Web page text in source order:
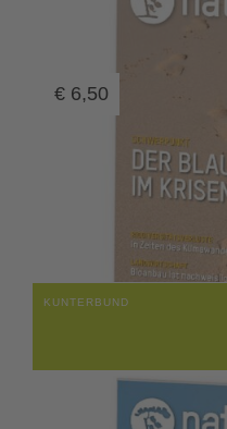
€ 6,50
KUNTERBUND